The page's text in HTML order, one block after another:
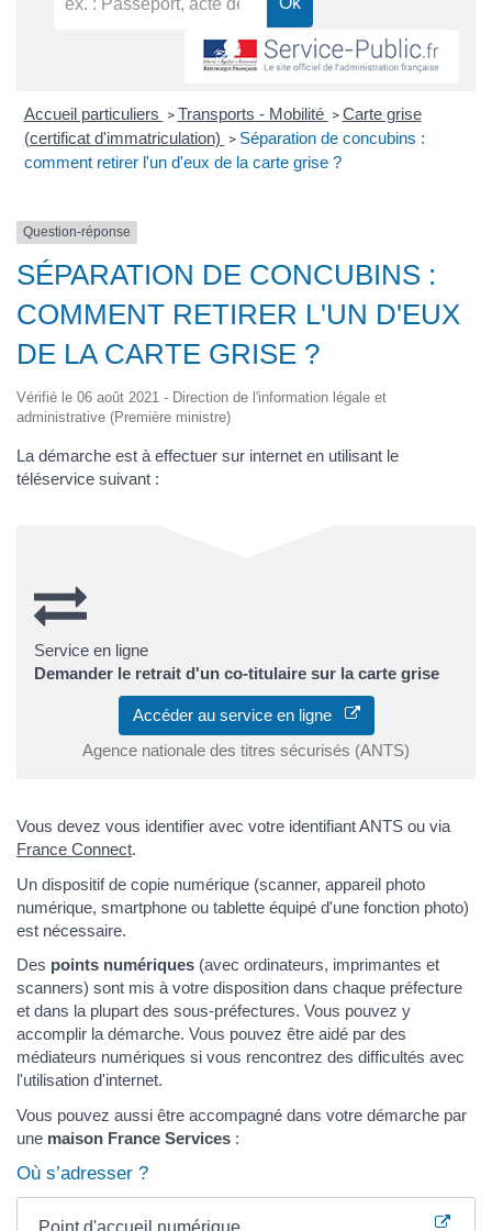
Accueil particuliers > Transports - Mobilité > Carte grise
(certificat d'immatriculation) > Séparation de concubins :
comment retirer l'un d'eux de la carte grise ?
Question-réponse
SÉPARATION DE CONCUBINS :
COMMENT RETIRER L'UN D'EUX
DE LA CARTE GRISE ?
Vérifié le 06 août 2021 - Direction de l'information légale et
administrative (Première ministre)
La démarche est à effectuer sur internet en utilisant le
téléservice suivant :
Service en ligne
Demander le retrait d'un co-titulaire sur la carte grise
Accéder au service en ligne
Agence nationale des titres sécurisés (ANTS)
Vous devez vous identifier avec votre identifiant ANTS ou via
France Connect.
Un dispositif de copie numérique (scanner, appareil photo
numérique, smartphone ou tablette équipé d'une fonction photo)
est nécessaire.
Des points numériques (avec ordinateurs, imprimantes et
scanners) sont mis à votre disposition dans chaque préfecture
et dans la plupart des sous-préfectures. Vous pouvez y
accomplir la démarche. Vous pouvez être aidé par des
médiateurs numériques si vous rencontrez des difficultés avec
l'utilisation d'internet.
Vous pouvez aussi être accompagné dans votre démarche par
une maison France Services :
Où s’adresser ?